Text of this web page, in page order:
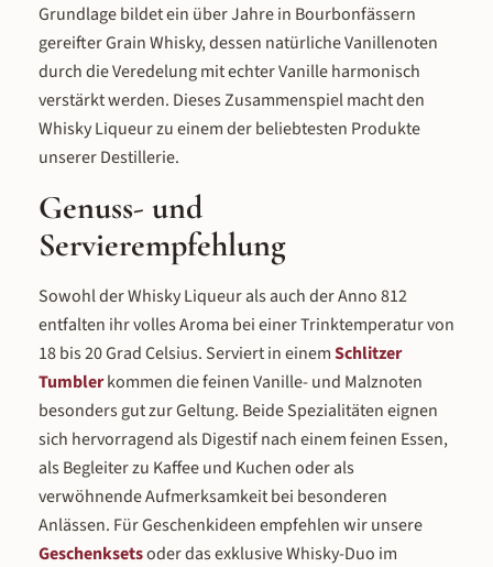
Grundlage bildet ein über Jahre in Bourbonfässern
gereifter Grain Whisky, dessen natürliche Vanillenoten
durch die Veredelung mit echter Vanille harmonisch
verstärkt werden. Dieses Zusammenspiel macht den
Whisky Liqueur zu einem der beliebtesten Produkte
unserer Destillerie.
Genuss- und
Servierempfehlung
Sowohl der Whisky Liqueur als auch der Anno 812
entfalten ihr volles Aroma bei einer Trinktemperatur von
18 bis 20 Grad Celsius. Serviert in einemSchlitzer
Tumblerkommen die feinen Vanille- und Malznoten
besonders gut zur Geltung. Beide Spezialitäten eignen
sich hervorragend als Digestif nach einem feinen Essen,
als Begleiter zu Kaffee und Kuchen oder als
verwöhnende Aufmerksamkeit bei besonderen
Anlässen. Für Geschenkideen empfehlen wir unsere
Geschenksetsoder das exklusive Whisky-Duo im